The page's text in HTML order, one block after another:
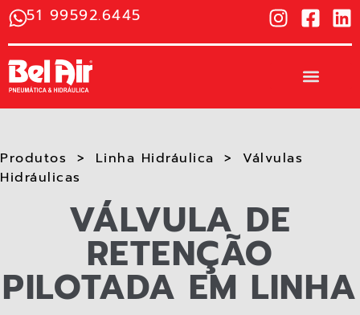
51 99592.6445
Produtos Linha Hidráulica
Válvulas
Hidráulicas​
VÁLVULA DE
RETENÇÃO
PILOTADA EM LINHA